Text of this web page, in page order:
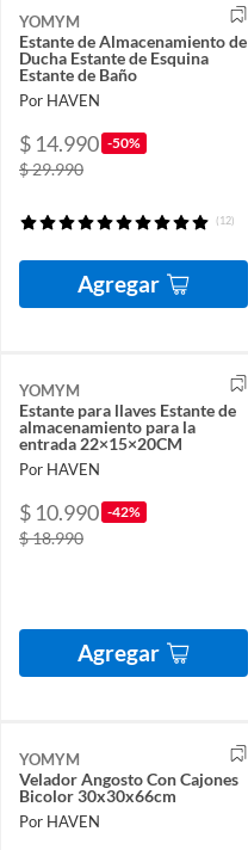
YOMYM
Estante de Almacenamiento de
Ducha Estante de Esquina
Estante de Baño
Por HAVEN
$ 14.990 -50%
$ 29.990
(12)
Agregar
YOMYM
Estante para llaves Estante de
almacenamiento para la
entrada 22×15×20CM
Por HAVEN
$ 10.990 -42%
$ 18.990
Agregar
YOMYM
Velador Angosto Con Cajones
Bicolor 30x30x66cm
Por HAVEN